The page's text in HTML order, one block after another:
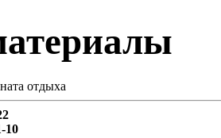
отдыха
10